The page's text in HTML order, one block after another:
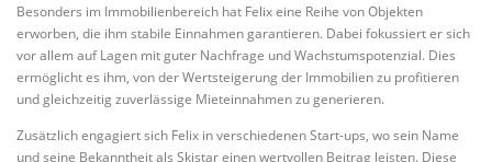
Besonders im Immobilienbereich hat Felix eine Reihe von Objekten
erworben, die ihm stabile Einnahmen garantieren. Dabei fokussiert er sich
vor allem auf Lagen mit guter Nachfrage und Wachstumspotenzial. Dies
ermöglicht es ihm, von der Wertsteigerung der Immobilien zu profitieren
und gleichzeitig zuverlässige Mieteinnahmen zu generieren.
Zusätzlich engagiert sich Felix in verschiedenen Start-ups, wo sein Name
und seine Bekanntheit als Skistar einen wertvollen Beitrag leisten. Diese